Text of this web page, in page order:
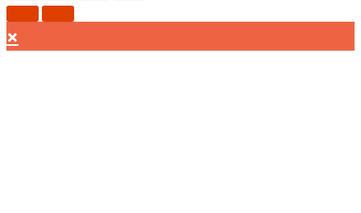
×